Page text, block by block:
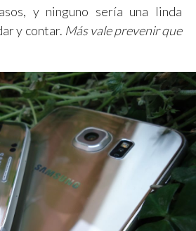
y ninguno sería una linda
y contar. Más vale prevenir que